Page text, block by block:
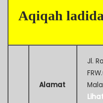
Aqiqah
Alamat
Jl.